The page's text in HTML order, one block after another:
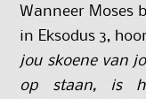
Wanneer Moses
in Eksodus 3,
jou skoene van
op staan, is